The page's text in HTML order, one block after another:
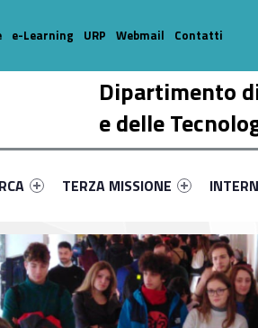
Dipartimento
e delle
primary-98310-17
#link-menu-primary-49873-38
Link identifier #link-menu-
TERZA MISSIONE
Link
e-Learning URP Webmail Contatti